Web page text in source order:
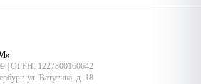
| ОГРН: 1227800160642
ул. Ватутина, д. 18